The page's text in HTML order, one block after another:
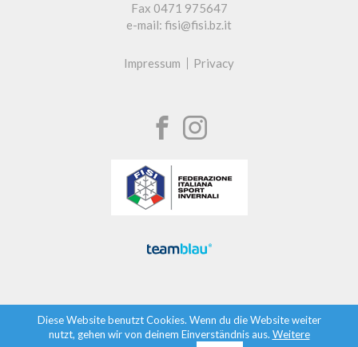
Fax 0471 975647
e-mail: fisi@fisi.bz.it
Impressum Privacy
Diese Website benutzt Cookies. Wenn du die Website weiter
nutzt, gehen wir von deinem Einverständnis aus. Weitere